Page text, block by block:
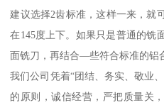
建议选择2齿标准，这样一来，就
在145度上下。如果只是普通的铣
面铣刀，再结合—些符合标准的铝
我们公司凭着“团结、务实、敬业
的原则，诚信经营，严把质量关